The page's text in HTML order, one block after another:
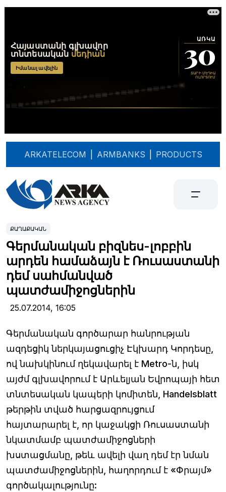
ARKATELECOM ARMBANKS PRODUCTS
ՔԱՂԱՔԱԿԱՆ
Գերմանական բիզնես-լոբբին
արդեն համաձայն է Ռուսաստանի
դեմ սահմանված
պատժամիջոցներին
25.07.2014, 16:05
Գերմանական գործարար հանրության
ազդեցիկ ներկայացուցիչ Էկխարդ Կորդեսը,
ով նախկինում ղեկավարել է Metro-ն, իսկ
այժմ գլխավորում է Արևելյան Եվրոպայի հետ
տնտեսական կապերի կոմիտեն, Handelsblatt
թերթին տված հարցազրույցում
հայտարարել է, որ կաջակցի Ռուսաստանի
նկատմամբ պատժամիջոցների
խստացմանը, թեև ավելի վաղ դեմ էր նման
պատժամիջոցներին, հաղորդում է «Փրայմ»
գործակալությունը: